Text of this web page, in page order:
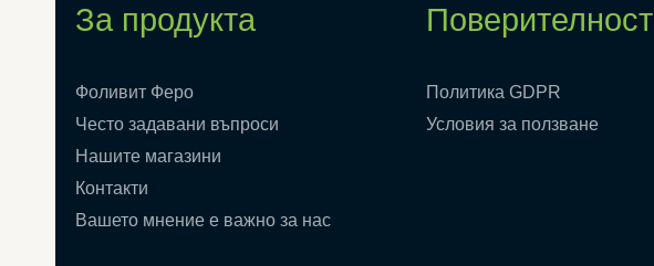
За продукта
Фоливит Феро
Често задавани въпроси
Нашите магазини
Контакти
Вашето мнение е важно за нас
Поверителност
Политика GDPR
Условия за ползване